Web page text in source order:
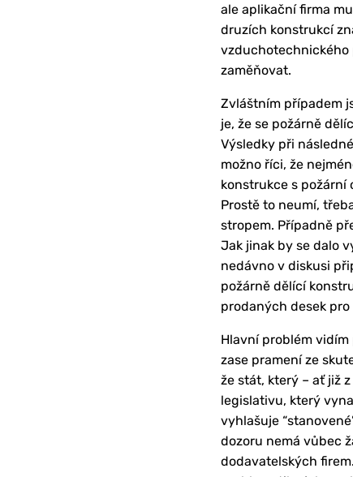
ale aplikační firma
druzích konstrukcí
vzduchotechnického
zaměňovat.
Zvláštním případem
je, že se požárně
Výsledky při
možno říci, že
konstrukce s požární
Prostě to neumí,
stropem. Případně
Jak jinak by se dalo
nedávno v diskusi
požárně dělící
prodaných desek
Hlavní problém
zase pramení ze
že stát, který – ať již
legislativu, který
vyhlašuje
dozoru nemá vůbec
dodavatelských